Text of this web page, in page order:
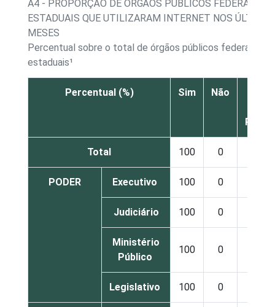
A4 - PROPORÇÃO DE ÓRGÃOS PÚBLICOS FEDERAIS E
ESTADUAIS QUE UTILIZARAM INTERNET NOS
MESES
Percentual sobre o total de órgãos públicos federais e
estaduais¹
Percentual (%) Sim Não
Total 100 0
PODER Executivo 100 0
Judiciário 100 0
Ministério
Público
100 0
Legislativo 100 0